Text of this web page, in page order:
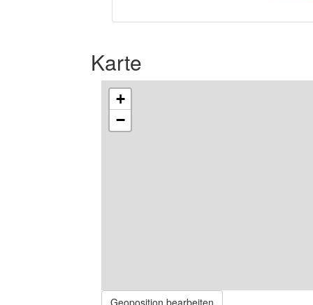
Karte
+
−
Geoposition bearbeiten